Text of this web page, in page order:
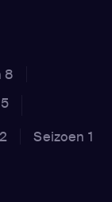
8
Seizoen 1